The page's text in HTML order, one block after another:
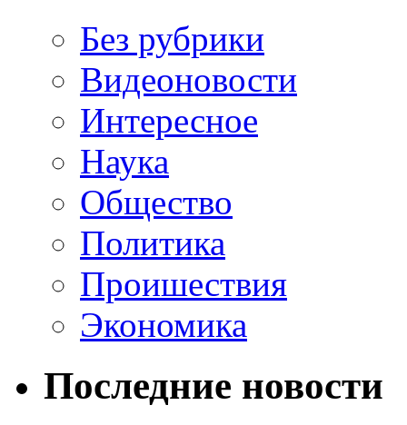
Без рубрики
Видеоновости
Интересное
Наука
Общество
Политика
Проишествия
Экономика
Последние новости